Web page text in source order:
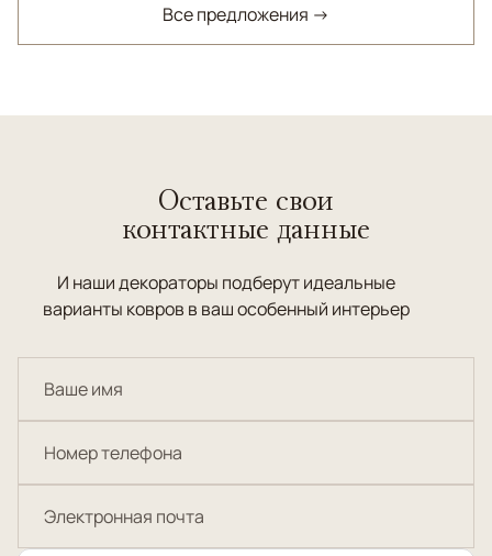
Все предложения →
Оставьте свои
контактные данные
И наши декораторы подберут идеальные
варианты ковров в ваш особенный интерьер